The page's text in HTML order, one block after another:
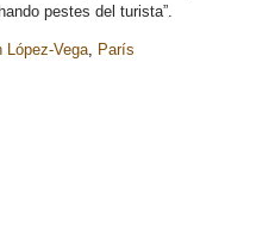
pestes del turista”.
López-Vega París